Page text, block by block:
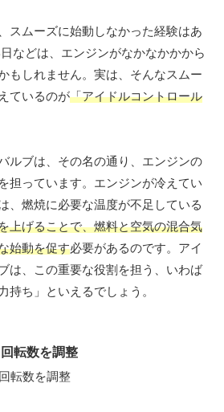
スムーズに始動しなかった経験はあ
などは、エンジンがなかなかかから
もしれません。実は、そんなスムー
ているのが「アイドルコントロール
ルブは、その名の通り、エンジンの
担っています。エンジンが冷えてい
、燃焼に必要な温度が不足している
上げることで、燃料と空気の混合気
始動を促す必要があるのです。アイ
は、この重要な役割を担う、いわば
持ち」といえるでしょう。
転数を調整